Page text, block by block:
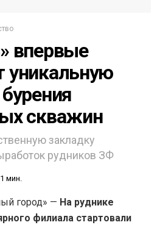
впервые
уникальную
скважин
закладку
рудников ЗФ
мин.
город» — На руднике
филиала стартовали